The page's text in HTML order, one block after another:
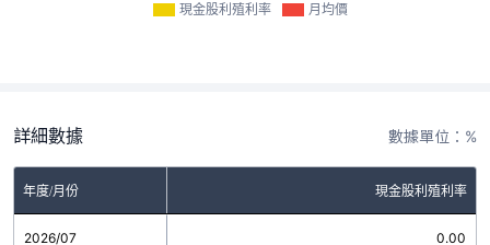
現金股利殖利率 月均價
詳細數據 數據單位：%
年度/月份 現金股利殖利率
2026/07 0.00